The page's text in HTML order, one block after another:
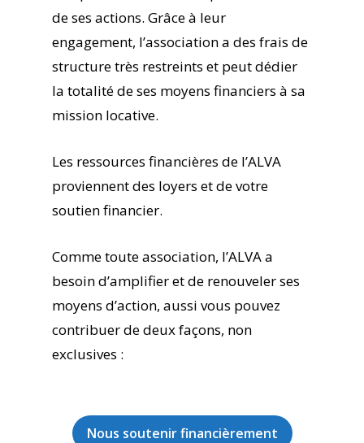
de ses actions. Grâce à leur
engagement, l’association a des frais de
structure très restreints et peut dédier
la totalité de ses moyens financiers à sa
mission locative.
Les ressources financières de l’ALVA
proviennent des loyers et de votre
soutien financier.
Comme toute association, l’ALVA a
besoin d’amplifier et de renouveler ses
moyens d’action, aussi vous pouvez
contribuer de deux façons, non
exclusives :
Nous soutenir financièrement